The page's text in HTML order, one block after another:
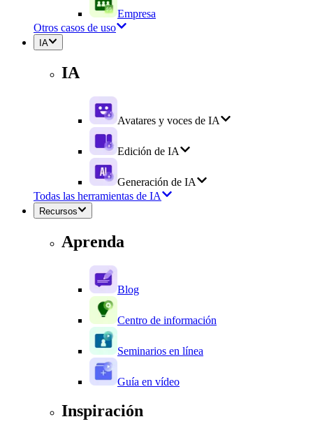
Empresa
Otros casos de uso
IA
IA
Avatares y voces de IA
Edición de IA
Generación de IA
Todas las herramientas de IA
Recursos
Aprenda
Blog
Centro de información
Seminarios en línea
Guía en vídeo
Inspiración